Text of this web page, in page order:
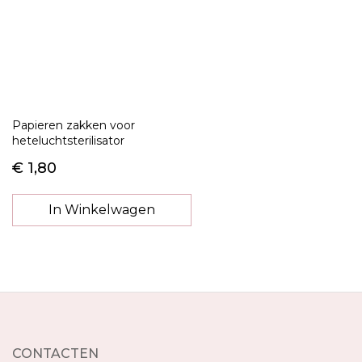
Papieren zakken voor
heteluchtsterilisator
€ 1,80
In Winkelwagen
CONTACTEN